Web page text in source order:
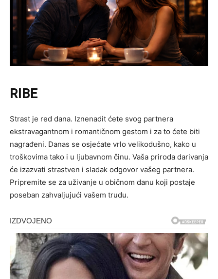
RIBE
Strast je red dana. Iznenadit ćete svog partnera
ekstravagantnom i romantičnom gestom i za to ćete biti
nagrađeni. Danas se osjećate vrlo velikodušno, kako u
troškovima tako i u ljubavnom činu. Vaša priroda darivanja
će izazvati strastven i sladak odgovor vašeg partnera.
Pripremite se za uživanje u običnom danu koji postaje
poseban zahvaljujući vašem trudu.